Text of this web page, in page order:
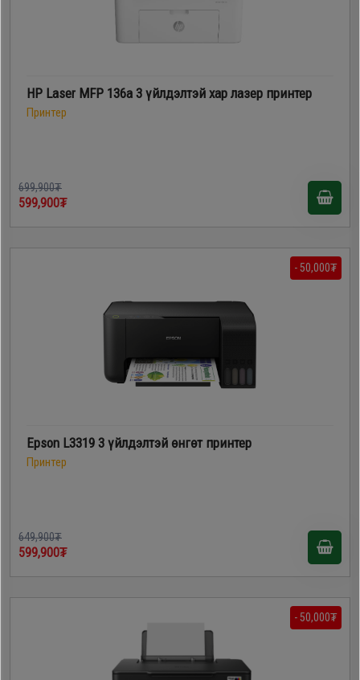
HP Laser MFP 136a 3 үйлдэлтэй хар лазер принтер
Принтер
699,900₮
599,900₮
- 50,000₮
Epson L3319 3 үйлдэлтэй өнгөт принтер
Принтер
649,900₮
599,900₮
- 50,000₮